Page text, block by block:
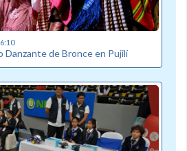
Danzante de Bronce en Pujilí